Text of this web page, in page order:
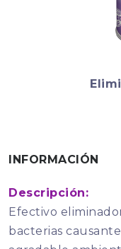
INFORMACIÓN
Descripción:
Efectivo
bacterias